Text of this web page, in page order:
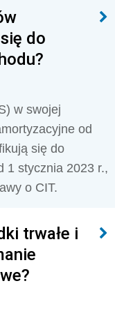
do
w swojej
od
się do
1 stycznia 2023 r.,
o CIT.
trwałe i